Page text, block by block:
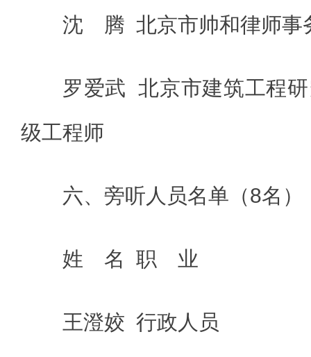
沈 腾 北京市帅和律师事
罗爱武 北京市建筑工程
级工程师
六、旁听人员名单（8名）
姓 名 职 业
王澄姣 行政人员